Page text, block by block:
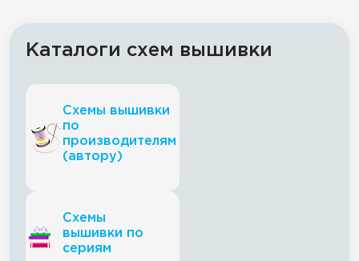
Каталоги схем вышивки
Схемы вышивки
по
производителям
(автору)
Схемы
вышивки по
сериям